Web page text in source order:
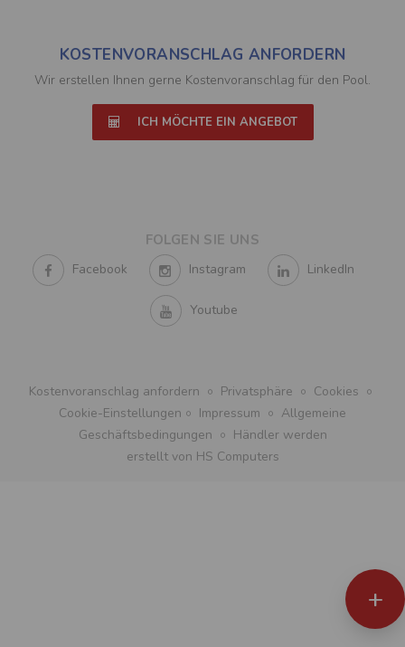
KOSTENVORANSCHLAG ANFORDERN
Wir erstellen Ihnen gerne Kostenvoranschlag für den Pool.
ICH MÖCHTE EIN ANGEBOT
FOLGEN SIE UNS
Facebook Instagram LinkedIn
Youtube
Kostenvoranschlag anfordern Privatsphäre
Cookies
Cookie-Einstellungen
Impressum
Allgemeine
Geschäftsbedingungen
Händler werden
erstellt von HS Computers
+